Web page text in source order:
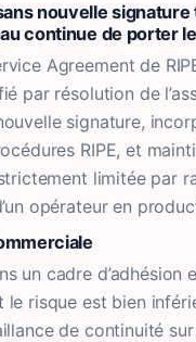
nouvelle signature
continue de porter
Agreement de
par résolution de
signature,
RIPE, et
limitée par
opérateur en
un cadre d’adhésion
le risque est bien
de continuité